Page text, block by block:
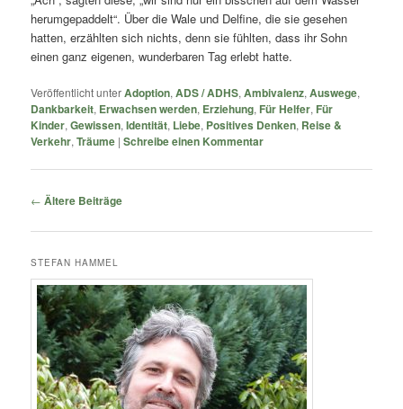
herumgepaddelt“. Über die Wale und Delfine, die sie gesehen
hatten, erzählten sich nichts, denn sie fühlten, dass ihr Sohn
einen ganz eigenen, wunderbaren Tag erlebt hatte.
Veröffentlicht unterAdoption,ADS / ADHS,Ambivalenz,Auswege,
Dankbarkeit, Erwachsen werden, Erziehung, Für Helfer, Für
Kinder,Gewissen,Identität, Liebe, Positives Denken, Reise &
Verkehr,Träume |Schreibe einen Kommentar
Beitragsnavigation
← Ältere Beiträge
STEFAN HAMMEL